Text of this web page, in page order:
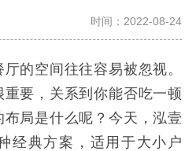
时间：2022-08-24
的空间往往容易被忽视。
要，关系到你能否吃一顿
局是什么呢？今天，泓壹
经典方案，适用于大小户